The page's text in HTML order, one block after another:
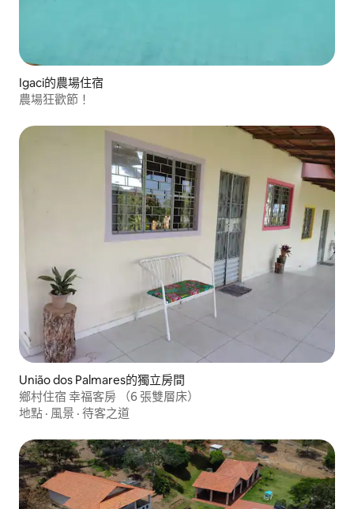
Igaci的農場住宿
農場狂歡節！
União dos Palmares的獨立房間
鄉村住宿 幸福客房 （6 張雙層床）
地點 · 風景 · 待客之道